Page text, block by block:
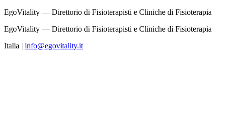
EgoVitality — Direttorio di Fisioterapisti e Cliniche di Fisioterapia
EgoVitality — Direttorio di Fisioterapisti e Cliniche di Fisioterapia
Italia | info@egovitality.it